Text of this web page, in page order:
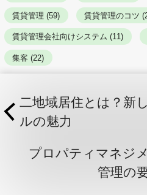
賃貸管理 (59) 賃貸管理のコツ
賃貸管理会社向けシステム (11)
集客 (22)
二地域居住とは？新
ルの魅力
プロパティマネジ
管理の